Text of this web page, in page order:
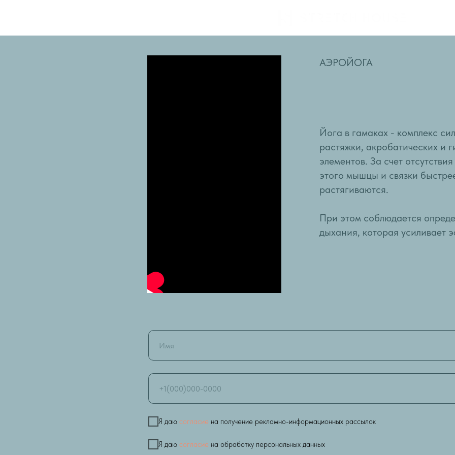
АЭРОЙОГА
Йога в гамаках - комплекс
растяжки, акробатических и
элементов. За счет
этого мышцы и связки
растягиваются.
При этом соблюдается
дыхания, которая усиливает
Я даю согласие на получение рекламно-информационных рассылок
Я даю согласие на обработку персональных данных